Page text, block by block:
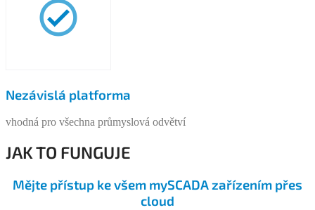
Nezávislá platforma
vhodná pro všechna průmyslová odvětví
JAK TO FUNGUJE
Mějte přístup ke všem mySCADA zařízením přes
cloud